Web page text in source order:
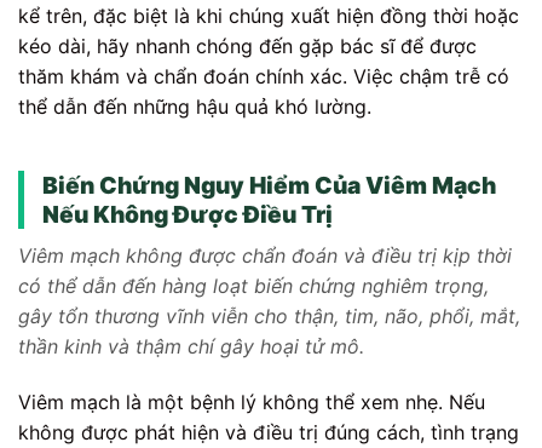
kể trên, đặc biệt là khi chúng xuất hiện đồng thời hoặc
kéo dài, hãy nhanh chóng đến gặp bác sĩ để được
thăm khám và chẩn đoán chính xác. Việc chậm trễ có
thể dẫn đến những hậu quả khó lường.
Biến Chứng Nguy Hiểm Của Viêm Mạch
Nếu Không Được Điều Trị
Viêm mạch không được chẩn đoán và điều trị kịp thời
có thể dẫn đến hàng loạt biến chứng nghiêm trọng,
gây tổn thương vĩnh viễn cho thận, tim, não, phổi, mắt,
thần kinh và thậm chí gây hoại tử mô.
Viêm mạch là một bệnh lý không thể xem nhẹ. Nếu
không được phát hiện và điều trị đúng cách, tình trạng